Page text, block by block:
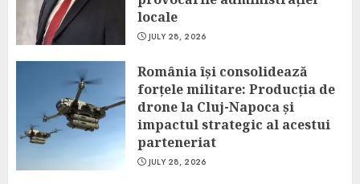
locale
JULY 28, 2026
România își consolidează
forțele militare: Producția de
drone la Cluj-Napoca și
impactul strategic al acestui
parteneriat
JULY 28, 2026